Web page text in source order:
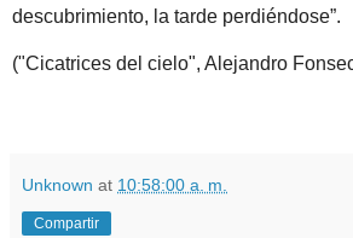
descubrimiento, la tarde perdiéndose”.
("Cicatrices del cielo", Alejandro
Unknown at 10:58:00 a. m.
Compartir